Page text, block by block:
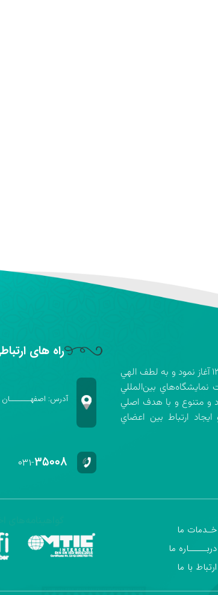
شركت نمايشگاه‌هاي بين‌المللي استان اصفهان فعاليت خود را در سال ۱۳۷۲ آغاز نمود و به لطف الهي
بين‌المللي
و متنوع و با هدف اصلي
ارتباط بين اعضاي
راه های
آدرس:
۰۳۱-۳۵۰۰۸
خـدمات ما
دربـــــاره ما
ارتباط با ما